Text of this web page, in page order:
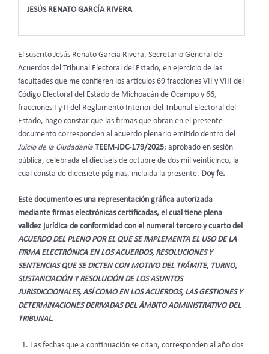
JESÚS RENATO GARCÍA RIVERA
El suscrito Jesús Renato García Rivera, Secretario General de
Acuerdos del Tribunal Electoral del Estado, en ejercicio de las
facultades que me confieren los artículos 69 fracciones VII y VIII del
Código Electoral del Estado de Michoacán de Ocampo y 66,
fracciones I y II del Reglamento Interior del Tribunal Electoral del
Estado, hago constar que las firmas que obran en el presente
documento corresponden al acuerdo plenario emitido dentro del
Juicio de la Ciudadanía TEEM-JDC-179/2025; aprobado en sesión
pública, celebrada el dieciséis de octubre de dos mil veinticinco, la
cual consta de diecisiete páginas, incluida la presente. Doy fe.
Este documento es una representación gráfica autorizada
mediante firmas electrónicas certificadas, el cual tiene plena
validez jurídica de conformidad con el numeral tercero y cuarto del
ACUERDO DEL PLENO POR EL QUE SE IMPLEMENTA EL USO DE LA
FIRMA ELECTRÓNICA EN LOS ACUERDOS, RESOLUCIONES Y
SENTENCIAS QUE SE DICTEN CON MOTIVO DEL TRÁMITE, TURNO,
SUSTANCIACIÓN Y RESOLUCIÓN DE LOS ASUNTOS
JURISDICCIONALES, ASÍ COMO EN LOS ACUERDOS, LAS GESTIONES Y
DETERMINACIONES DERIVADAS DEL ÁMBITO ADMINISTRATIVO DEL
TRIBUNAL.
Las fechas que a continuación se citan, corresponden al año dos